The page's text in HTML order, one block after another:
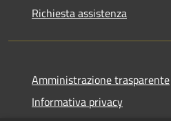
Richiesta assistenza
Amministrazione trasparente
Informativa privacy